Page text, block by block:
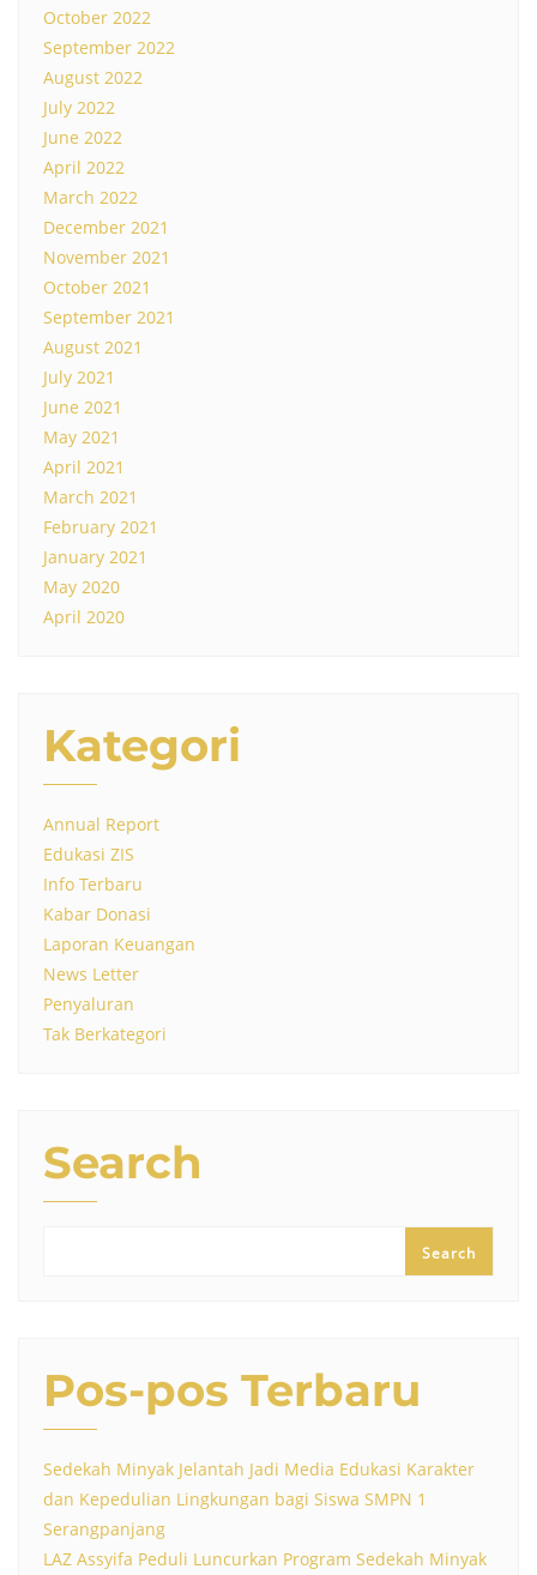
October 2022
September 2022
August 2022
July 2022
June 2022
April 2022
March 2022
December 2021
November 2021
October 2021
September 2021
August 2021
July 2021
June 2021
May 2021
April 2021
March 2021
February 2021
January 2021
May 2020
April 2020
Kategori
Annual Report
Edukasi ZIS
Info Terbaru
Kabar Donasi
Laporan Keuangan
News Letter
Penyaluran
Tak Berkategori
Search
Search
Pos-pos Terbaru
Sedekah Minyak Jelantah Jadi Media Edukasi Karakter
dan Kepedulian Lingkungan bagi Siswa SMPN 1
Serangpanjang
LAZ Assyifa Peduli Luncurkan Program Sedekah Minyak